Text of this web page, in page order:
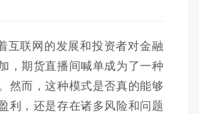
互联网的发展和投资者对金融
，期货直播间喊单成为了一种
然而，这种模式是否真的能够
利，还是存在诸多风险和问题